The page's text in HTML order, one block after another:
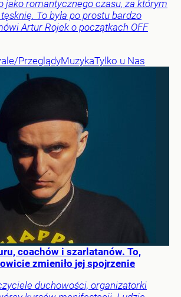
jako romantycznego czasu, za którym
To była po prostu bardzo
Artur Rojek o początkach OFF
PrzeglądyMuzykaTylko u Nas
coachów i szarlatanów. To,
zmieniło jej spojrzenie
duchowości, organizatorki